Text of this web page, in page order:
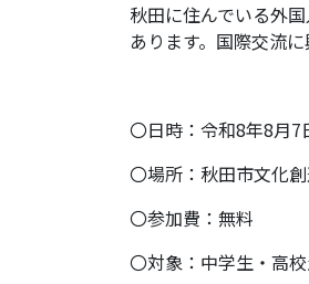
秋田に住んでいる外
あります。国際交流
〇日時：令和8年8月
〇場所：秋田市文化
〇参加費：無料
〇対象：中学生・高